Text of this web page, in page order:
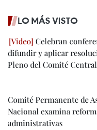
LO MÁS VISTO
Celebran
difundir y aplicar
Pleno del Comité
Comité Permanente de
Nacional examina
administrativas